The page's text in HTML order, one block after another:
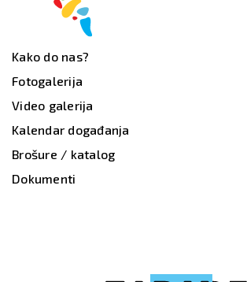
Kako do nas?
Fotogalerija
Video galerija
Kalendar događanja
Brošure / katalog
Dokumenti